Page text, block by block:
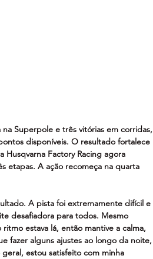
Superpole e três vitórias em corridas,
disponíveis. O resultado fortalece
Factory Racing agora
etapas. A ação recomeça na quarta
A pista foi extremamente difícil e
desafiadora para todos. Mesmo
estava lá, então mantive a calma,
fazer alguns ajustes ao longo da noite,
estou satisfeito com minha